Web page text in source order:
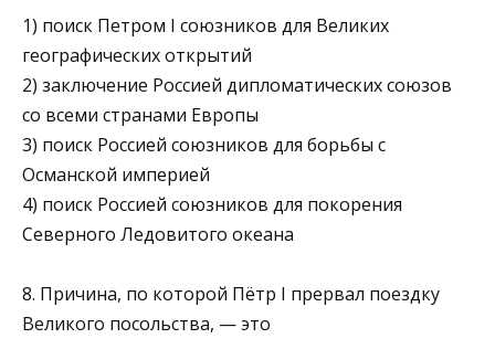
1) поиск Петром I союзников для Великих
географических открытий
2) заключение Россией дипломатических союзов
со всеми странами Европы
3) поиск Россией союзников для борьбы с
Османской импе­рией
4) поиск Россией союзников для покорения
Северного Ледовитого океана
8. Причина, по которой Пётр I прервал поездку
Великого по­сольства, — это